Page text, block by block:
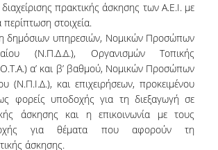
πρακτικής άσκησης των Α.Ε.Ι. με
στοιχεία.
δημόσιων υπηρεσιών, Νομικών Προσώπων
(Ν.Π.Δ.Δ.), Οργανισμών Τοπικής
α’ και β’ βαθμού, Νομικών Προσώπων
(Ν.Π.Ι.Δ.), και επιχειρήσεων, προκειμένου
φορείς υποδοχής για τη διεξαγωγή σε
άσκησης και η επικοινωνία με τους
για θέματα που αφορούν τη
άσκησης.